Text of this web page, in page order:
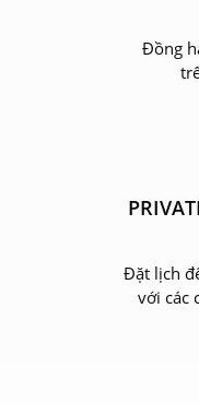
Đồng
Đặt lịch
với các